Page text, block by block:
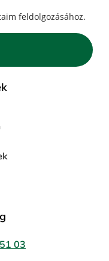
feldolgozásához.
03